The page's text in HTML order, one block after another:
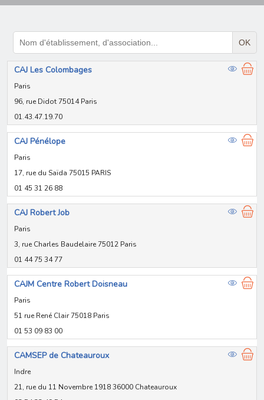
OK
CAJ Les Colombages
Paris
96, rue Didot 75014 Paris
01.43.47.19.70
CAJ Pénélope
Paris
17, rue du Saïda 75015 PARIS
01 45 31 26 88
CAJ Robert Job
Paris
3, rue Charles Baudelaire 75012 Paris
01 44 75 34 77
CAJM Centre Robert Doisneau
Paris
51 rue René Clair 75018 Paris
01 53 09 83 00
CAMSEP de Chateauroux
Indre
21, rue du 11 Novembre 1918 36000 Chateauroux